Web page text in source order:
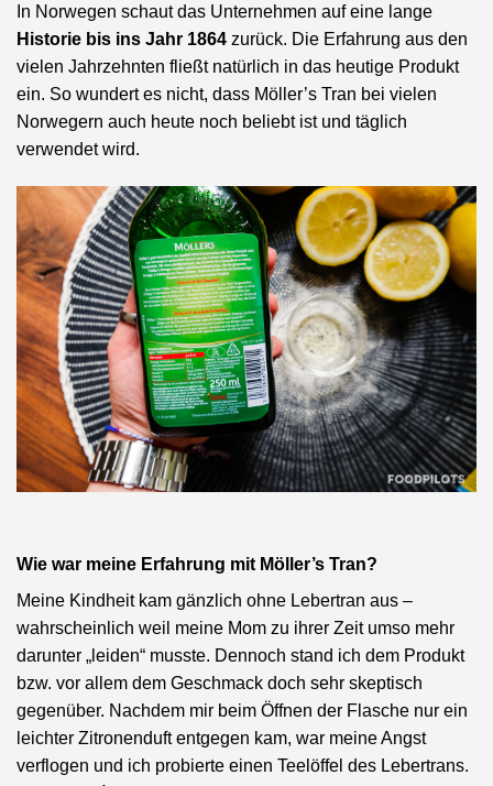
In Norwegen schaut das Unternehmen auf eine lange
Historie bis ins Jahr 1864 zurück. Die Erfahrung aus den
vielen Jahrzehnten fließt natürlich in das heutige Produkt
ein. So wundert es nicht, dass Möller’s Tran bei vielen
Norwegern auch heute noch beliebt ist und täglich
verwendet wird.
Wie war meine Erfahrung mit Möller’s Tran?
Meine Kindheit kam gänzlich ohne Lebertran aus –
wahrscheinlich weil meine Mom zu ihrer Zeit umso mehr
darunter „leiden“ musste. Dennoch stand ich dem Produkt
bzw. vor allem dem Geschmack doch sehr skeptisch
gegenüber. Nachdem mir beim Öffnen der Flasche nur ein
leichter Zitronenduft entgegen kam, war meine Angst
verflogen und ich probierte einen Teelöffel des Lebertrans.